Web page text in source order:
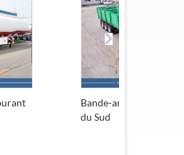
Bande-annonce de l'Afrique